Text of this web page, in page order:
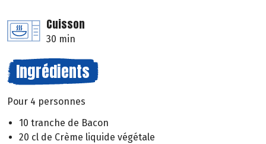
Cuisson
30 min
Ingrédients
Pour 4 personnes
10 tranche de Bacon
20 cl de Crème liquide végétale